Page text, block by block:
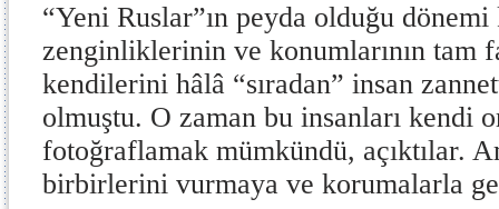
“Yeni Ruslar”ın peyda olduğu dönemi
zenginliklerinin ve konumlarının tam
kendilerini hâlâ “sıradan” insan
olmuştu. O zaman bu insanları kendi
fotoğraflamak mümkündü, açıktılar.
birbirlerini vurmaya ve korumalarla